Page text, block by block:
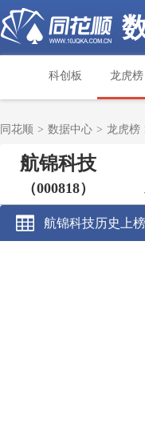
科创板 龙虎榜
同花顺 > 数据中心 > 龙虎榜
航锦科技
（000818）
航锦科技历史上